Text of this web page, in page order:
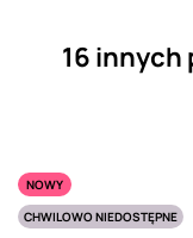
16
NOWY
CHWILOWO NIEDOSTĘPNE